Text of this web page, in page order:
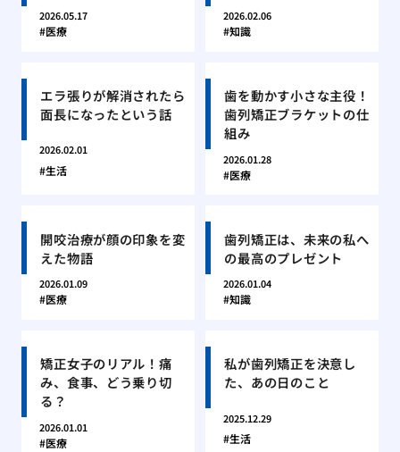
2026.05.17
医療
2026.02.06
知識
エラ張りが解消されたら
面長になったという話
2026.02.01
生活
歯を動かす小さな主役！
歯列矯正ブラケットの仕
組み
2026.01.28
医療
開咬治療が顔の印象を変
えた物語
2026.01.09
医療
歯列矯正は、未来の私へ
の最高のプレゼント
2026.01.04
知識
矯正女子のリアル！痛
み、食事、どう乗り切
る？
2026.01.01
医療
私が歯列矯正を決意し
た、あの日のこと
2025.12.29
生活